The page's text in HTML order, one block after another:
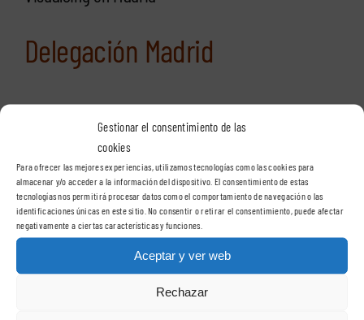
Gestionar el consentimiento de las
cookies
Para ofrecer las mejores experiencias, utilizamos tecnologías como las cookies para
almacenar y/o acceder a la información del dispositivo. El consentimiento de estas
tecnologías nos permitirá procesar datos como el comportamiento de navegación o las
identificaciones únicas en este sitio. No consentir o retirar el consentimiento, puede afectar
negativamente a ciertas características y funciones.
Aceptar y ver web
Rechazar
Delegación Madrid
C/ Casas de Miravete, 24A, 2º oficina 2
28031 – Madrid
Teléfono:91 400 89 67
VisualSign en Barcelona